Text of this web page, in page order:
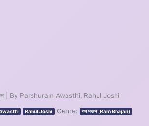
| By Parshuram Awasthi, Rahul Joshi
Rahul Joshi Genre: राम भजन (Ram Bhajan)